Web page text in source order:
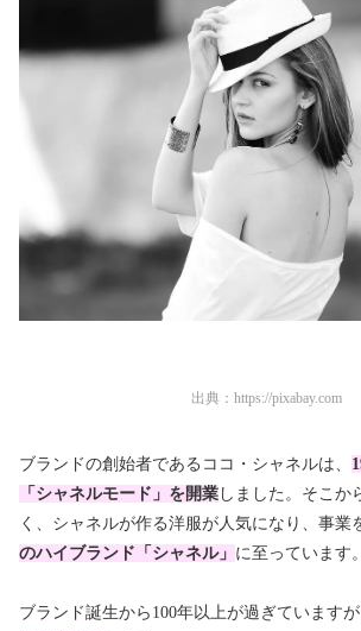
出典： https://pixabay.com
ブランドの創始者であるココ・シャネルは、
「シャネルモード」を開業 しました。そこか
く、シャネルが作る洋服が人気になり、事業
のハイブランド「シャネル」 に至っています。
ブランド誕生から100年以上が過ぎていますが